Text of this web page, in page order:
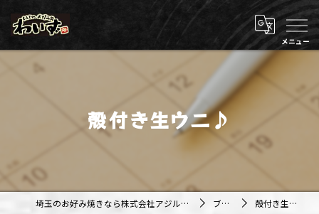
殻付き生ウニ♪
埼玉のお好み焼きなら株式会社アジルカンパニー ブログ 殻付き生ウニ♪